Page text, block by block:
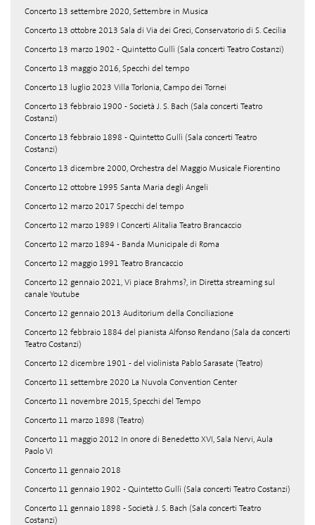
Concerto 13 settembre 2020, Settembre in Musica
Concerto 13 ottobre 2013 Sala di Via dei Greci, Conservatorio di S. Cecilia
Concerto 13 marzo 1902 - Quintetto Gullì (Sala concerti Teatro Costanzi)
Concerto 13 maggio 2016, Specchi del tempo
Concerto 13 luglio 2023 Villa Torlonia, Campo dei Tornei
Concerto 13 febbraio 1900 - Società J. S. Bach (Sala concerti Teatro
Costanzi)
Concerto 13 febbraio 1898 - Quintetto Gullì (Sala concerti Teatro
Costanzi)
Concerto 13 dicembre 2000, Orchestra del Maggio Musicale Fiorentino
Concerto 12 ottobre 1995 Santa Maria degli Angeli
Concerto 12 marzo 2017 Specchi del tempo
Concerto 12 marzo 1989 I Concerti Alitalia Teatro Brancaccio
Concerto 12 marzo 1894 - Banda Municipale di Roma
Concerto 12 maggio 1991 Teatro Brancaccio
Concerto 12 gennaio 2021, Vi piace Brahms?, in Diretta streaming sul
canale Youtube
Concerto 12 gennaio 2013 Auditorium della Conciliazione
Concerto 12 febbraio 1884 del pianista Alfonso Rendano (Sala da concerti
Teatro Costanzi)
Concerto 12 dicembre 1901 - del violinista Pablo Sarasate (Teatro)
Concerto 11 settembre 2020 La Nuvola Convention Center
Concerto 11 novembre 2015, Specchi del Tempo
Concerto 11 marzo 1898 (Teatro)
Concerto 11 maggio 2012 In onore di Benedetto XVI, Sala Nervi, Aula
Paolo VI
Concerto 11 gennaio 2018
Concerto 11 gennaio 1902 - Quintetto Gullì (Sala concerti Teatro Costanzi)
Concerto 11 gennaio 1898 - Società J. S. Bach (Sala concerti Teatro
Costanzi)